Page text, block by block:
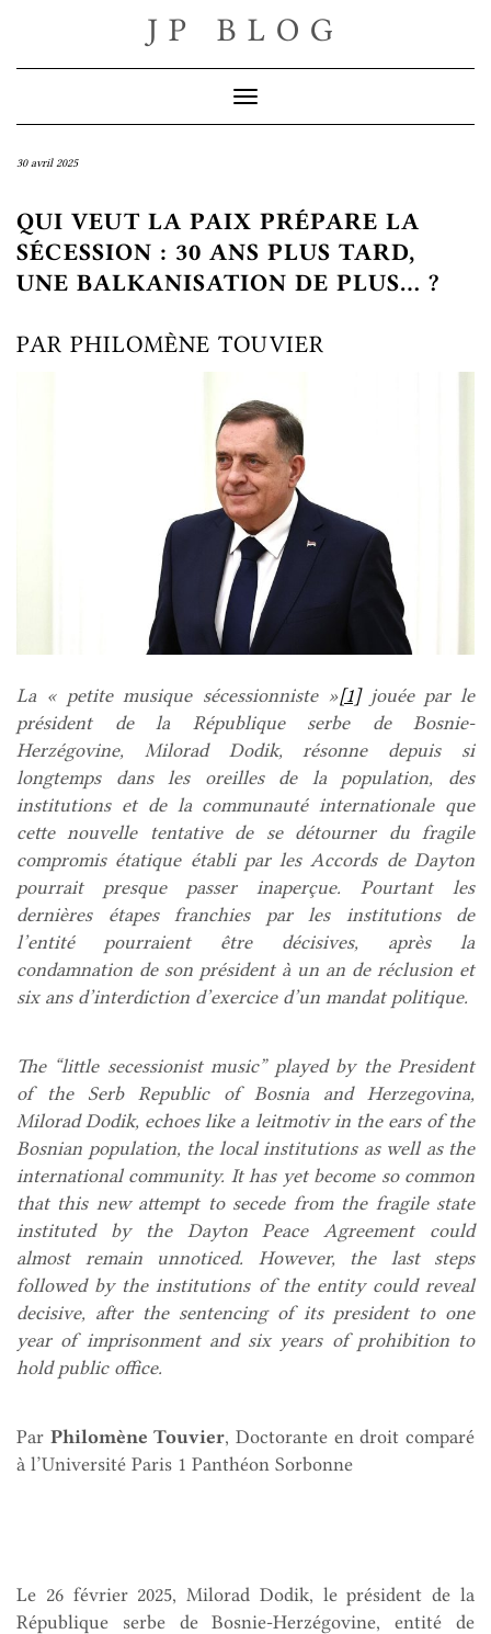
JP BLOG
Toggle Navigation
30 avril 2025
QUI VEUT LA PAIX PRÉPARE LA
SÉCESSION : 30 ANS PLUS TARD,
UNE BALKANISATION DE PLUS… ?
PAR PHILOMÈNE TOUVIER
La « petite musique sécessionniste »[1]jouée par le
président de la République serbe de Bosnie-
Herzégovine, Milorad Dodik, résonne depuis si
longtemps dans les oreilles de la population, des
institutions et de la communauté internationale que
cette nouvelle tentative de se détourner du fragile
compromis étatique établi par les Accords de Dayton
pourrait presque passer inaperçue. Pourtant les
dernières étapes franchies par les institutions de
l’entité pourraient être décisives, après la
condamnation de son président à un an de réclusion et
six ans d’interdiction d’exercice d’un mandat politique.
The “little secessionist music” played by the President
of the Serb Republic of Bosnia and Herzegovina,
Milorad Dodik, echoes like a leitmotiv in the ears of the
Bosnian population, the local institutions as well as the
international community. It has yet become so common
that this new attempt to secede from the fragile state
instituted by the Dayton Peace Agreement could
almost remain unnoticed. However, the last steps
followed by the institutions of the entity could reveal
decisive, after the sentencing of its president to one
year of imprisonment and six years of prohibition to
hold public office.
Par Philomène Touvier, Doctorante en droit comparé
à l’Université Paris 1 Panthéon Sorbonne
Le 26 février 2025, Milorad Dodik, le président de la
République serbe de Bosnie-Herzégovine, entité de